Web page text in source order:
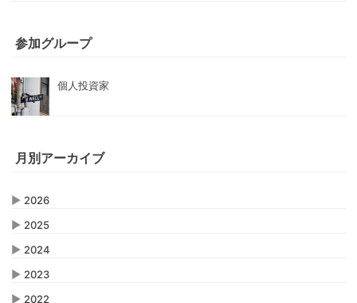
参加グループ
個人投資家
月別アーカイブ
▶ 2026
▶ 2025
▶ 2024
▶ 2023
▶ 2022